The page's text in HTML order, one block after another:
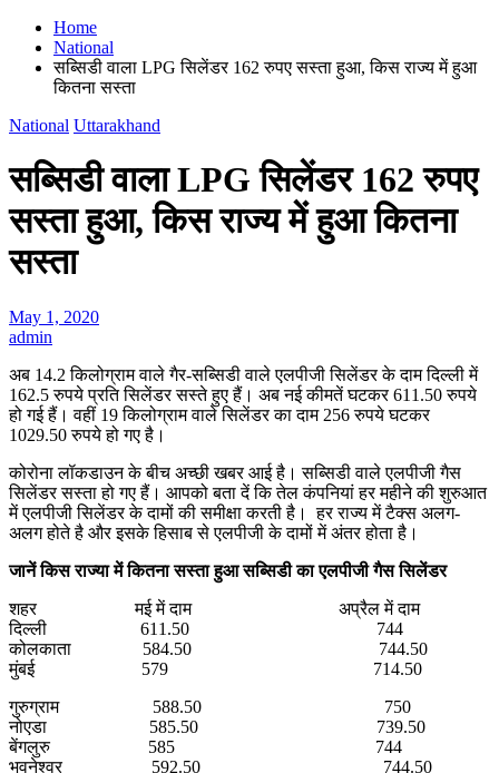
Home
National
सब्सिडी वाला LPG सिलेंडर 162 रुपए सस्ता हुआ, किस राज्य में हुआ
कितना सस्ता
National Uttarakhand
सब्सिडी वाला LPG सिलेंडर 162 रुपए
सस्ता हुआ, किस राज्य में हुआ कितना
सस्ता
May 1, 2020
admin
अब 14.2 किलोग्राम वाले गैर-सब्सिडी वाले एलपीजी सिलेंडर के दाम दिल्‍ली में
162.5 रुपये प्रति सिलेंडर सस्‍ते हुए हैं। अब नई कीमतें घटकर 611.50 रुपये
हो गई हैं। वहीं 19 किलोग्राम वाले सिलेंडर का दाम 256 रुपये घटकर
1029.50 रुपये हो गए है।
कोरोना लॉकडाउन के बीच अच्छी खबर आई है। सब्सिडी वाले एलपीजी गैस
सिलेंडर सस्ता हो गए हैं। आपको बता दें कि तेल कंपनियां हर महीने की शुरुआत
में एलपीजी सिलेंडर के दामों की समीक्षा करती है। हर राज्य में टैक्स अलग-
अलग होते है और इसके हिसाब से एलपीजी के दामों में अंतर होता है।
जानें किस राज्या में कितना सस्ता हुआ सब्सिडी का एलपीजी गैस सिलेंडर
शहर मई में दाम अप्रैल में दाम
दिल्ली 611.50 744
कोलकाता 584.50 744.50
मुंबई 579 714.50
गुरुग्राम 588.50 750
नोएडा 585.50 739.50
बेंगलुरु 585 744
भुवनेश्वर 592.50 744.50